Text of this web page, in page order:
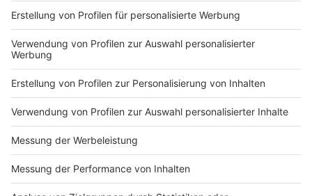
B471 1 BundesstraßeB471
Weitere Meldungen